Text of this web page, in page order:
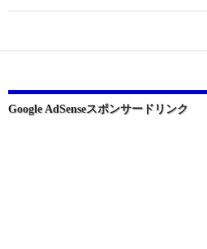
シ
ョ
Google AdSenseスポンサードリンク